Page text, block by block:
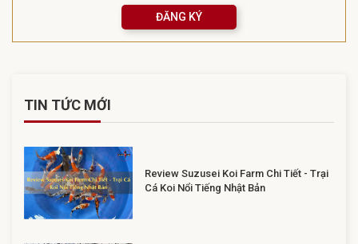
ĐĂNG KÝ
TIN TỨC MỚI
Review Suzusei Koi Farm Chi Tiết - Trại
Cá Koi Nổi Tiếng Nhật Bản